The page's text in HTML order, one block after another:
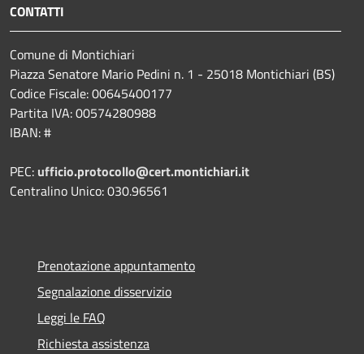
CONTATTI
Comune di Montichiari
Piazza Senatore Mario Pedini n. 1 - 25018 Montichiari (BS)
Codice Fiscale: 00645400177
Partita IVA: 00574280988
IBAN: #
PEC: ufficio.protocollo@cert.montichiari.it
Centralino Unico: 030.96561
Prenotazione appuntamento
Segnalazione disservizio
Leggi le FAQ
Richiesta assistenza